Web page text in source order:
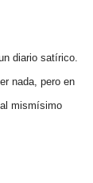
diario satírico.
nada, pero en
mismísimo